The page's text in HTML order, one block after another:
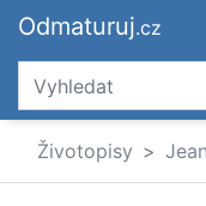
Odmaturuj.cz
Životopisy